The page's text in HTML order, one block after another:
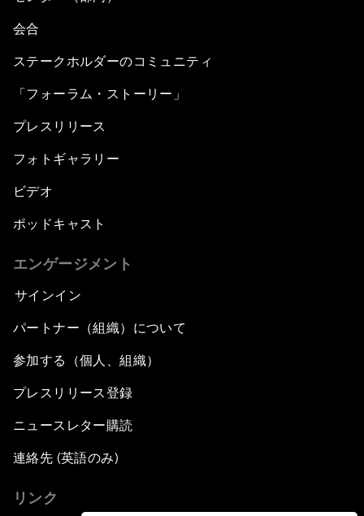
会合
ステークホルダーのコミュニティ
「フォーラム・ストーリー」
プレスリリース
フォトギャラリー
ビデオ
ポッドキャスト
エンゲージメント
サインイン
パートナー（組織）について
参加する（個人、組織）
プレスリリース登録
ニュースレター購読
連絡先 (英語のみ)
リンク